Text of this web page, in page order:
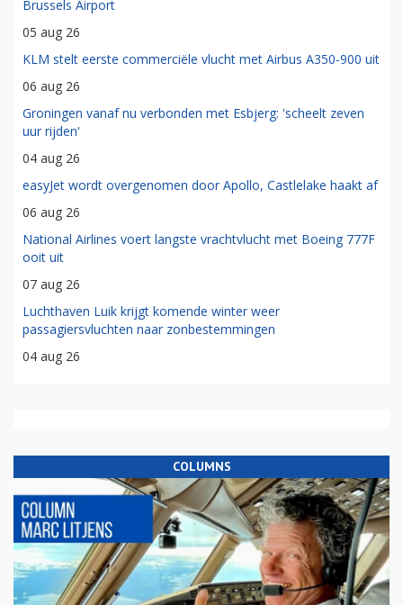
Brussels Airport
05 aug 26
KLM stelt eerste commerciële vlucht met Airbus A350-900 uit
06 aug 26
Groningen vanaf nu verbonden met Esbjerg: 'scheelt zeven
uur rijden'
04 aug 26
easyJet wordt overgenomen door Apollo, Castlelake haakt af
06 aug 26
National Airlines voert langste vrachtvlucht met Boeing 777F
ooit uit
07 aug 26
Luchthaven Luik krijgt komende winter weer
passagiersvluchten naar zonbestemmingen
04 aug 26
COLUMNS